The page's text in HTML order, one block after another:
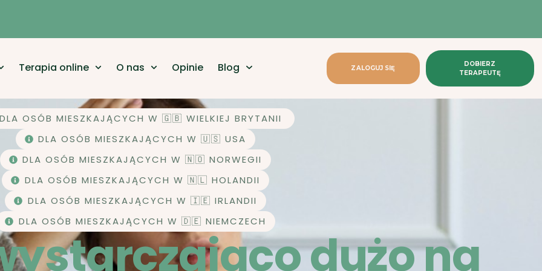
Terapia online O nas Opinie Blog ZALOGUJ SIĘ
DOBIERZ
TERAPEUTĘ
DLA OSÓB MIESZKAJĄCYCH W 🇬🇧 WIELKIEJ BRYTANII
DLA OSÓB MIESZKAJĄCYCH W 🇺🇸 USA
DLA OSÓB MIESZKAJĄCYCH W 🇳🇴 NORWEGII
DLA OSÓB MIESZKAJĄCYCH W 🇳🇱 HOLANDII
DLA OSÓB MIESZKAJĄCYCH W 🇮🇪 IRLANDII
DLA OSÓB MIESZKAJĄCYCH W 🇩🇪 NIEMCZECH
dużo na